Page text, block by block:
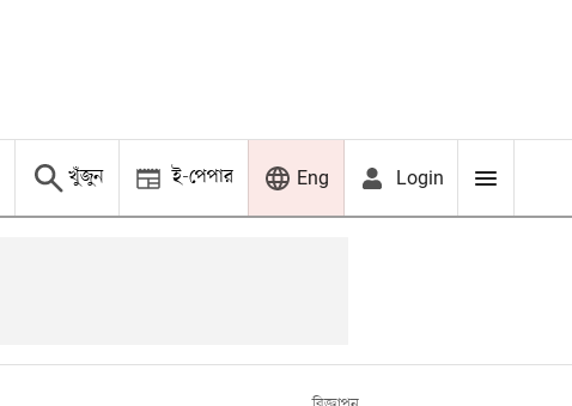
খুঁজুন ই-পেপার Eng Login